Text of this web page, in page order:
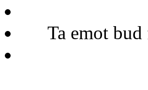
Ta emot